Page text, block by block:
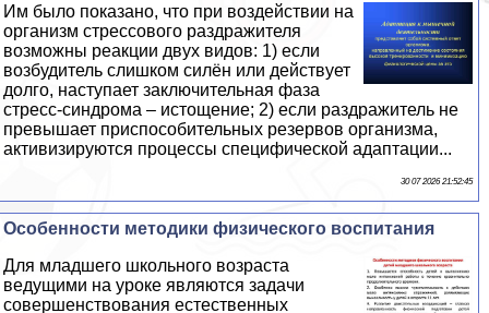
Им было показано, что при воздействии на
организм стрессового раздражителя
возможны реакции двух видов: 1) если
возбудитель слишком силён или действует
долго, наступает заключительная фаза
стресс-синдрома – истощение; 2) если раздражитель не
превышает приспособительных резервов организма,
активизируются процессы специфической адаптации...
30 07 2026 21:52:45
Особенности методики физического воспитания
Для младшего школьного возраста
ведущими на уроке являются задачи
совершенствования естественных